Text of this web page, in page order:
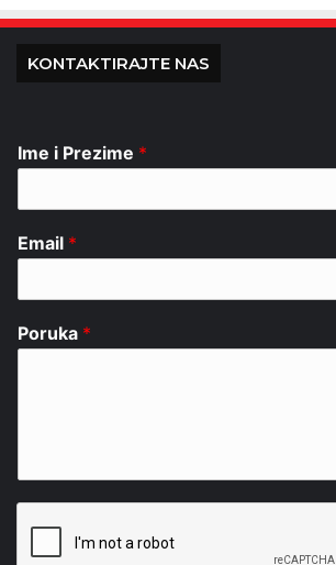
KONTAKTIRAJTE NAS
Ime i Prezime *
Email *
Poruka *